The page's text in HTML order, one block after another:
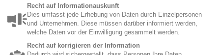
Recht auf Informationauskunft
Dies umfasst jede Erhebung von Daten durch Einzelpersonen
und Unternehmen. Diese müssen darüber informiert werden,
welche Daten vor der Einwilligung gesammelt werden.
Recht auf korrigieren der Information